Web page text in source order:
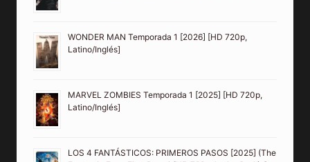
WONDER MAN Temporada 1 [2026] [HD 720p,
Latino/Inglés]
MARVEL ZOMBIES Temporada 1 [2025] [HD 720p,
Latino/Inglés]
LOS 4 FANTÁSTICOS: PRIMEROS PASOS [2025] (The